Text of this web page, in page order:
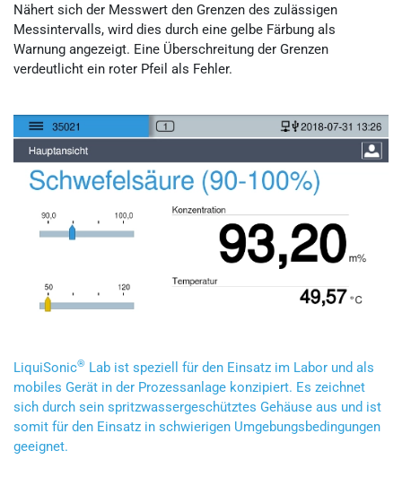
Nähert sich der Messwert den Grenzen des zulässigen
Messintervalls, wird dies durch eine gelbe Färbung als
Warnung angezeigt. Eine Überschreitung der Grenzen
verdeutlicht ein roter Pfeil als Fehler.
LiquiSonic® Lab ist speziell für den Einsatz im Labor und als
mobiles Gerät in der Prozessanlage konzipiert. Es zeichnet
sich durch sein spritzwassergeschütztes Gehäuse aus und ist
somit für den Einsatz in schwierigen Umgebungsbedingungen
geeignet.